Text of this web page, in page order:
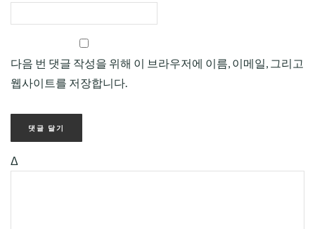
다음 번 댓글 작성을 위해 이 브라우저에 이름, 이메일, 그리고
웹사이트를 저장합니다.
Δ